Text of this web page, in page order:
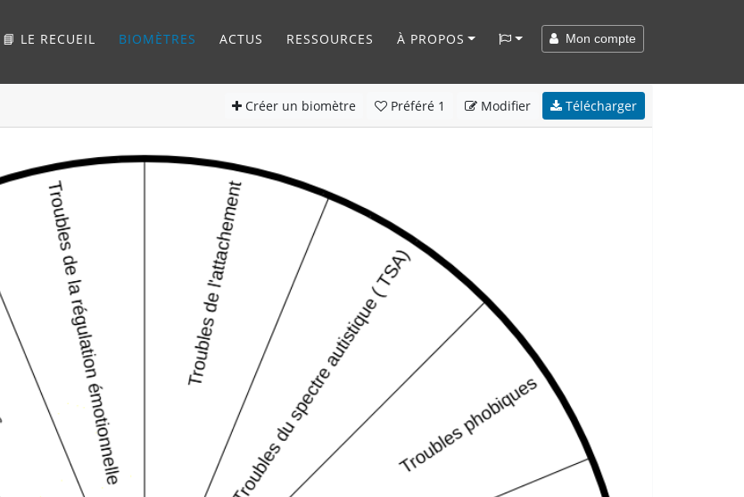
📘 LE RECUEIL BIOMÈTRES ACTUS RESSOURCES À PROPOS Mon compte
Créer un biomètre Préféré 1 Modifier Télécharger